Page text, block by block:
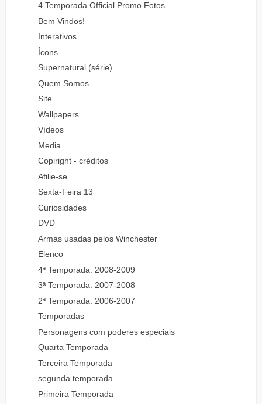
4 Temporada Official Promo Fotos
Bem Vindos!
Interativos
Ícons
Supernatural (série)
Quem Somos
Site
Wallpapers
Vídeos
Media
Copiright - créditos
Afilie-se
Sexta-Feira 13
Curiosidades
DVD
Armas usadas pelos Winchester
Elenco
4ª Temporada: 2008-2009
3ª Temporada: 2007-2008
2ª Temporada: 2006-2007
Temporadas
Personagens com poderes especiais
Quarta Temporada
Terceira Temporada
segunda temporada
Primeira Temporada